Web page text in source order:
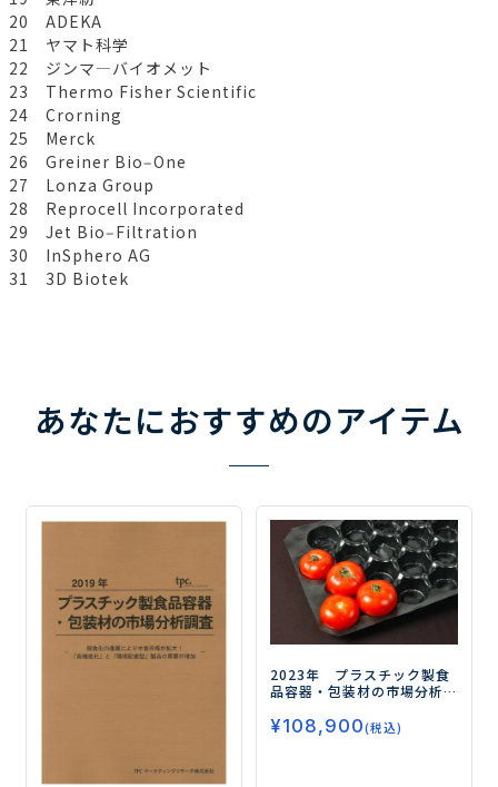
20 ADEKA
21 ヤマト科学
22 ジンマ―バイオメット
23 Thermo Fisher Scientific
24 Crorning
25 Merck
26 Greiner Bio‒One
27 Lonza Group
28 Reprocell Incorporated
29 Jet Bio‒Filtration
30 InSphero AG
31 3D Biotek
あなたにおすすめのアイテム
2023年 プラスチック製食
品容器・包装材の市場分析
理”、“環境負荷低減”に貢献
する容器・包装材が市場拡
¥108,900(税込)